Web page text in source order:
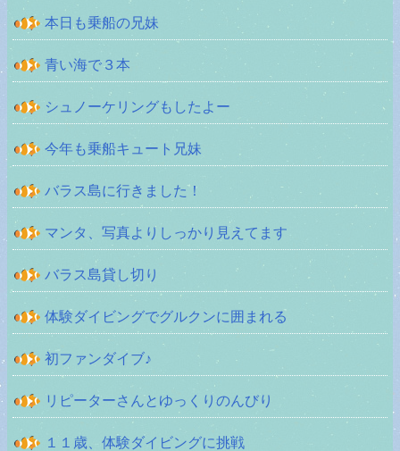
本日も乗船の兄妹
青い海で３本
シュノーケリングもしたよー
今年も乗船キュート兄妹
バラス島に行きました！
マンタ、写真よりしっかり見えてます
バラス島貸し切り
体験ダイビングでグルクンに囲まれる
初ファンダイブ♪
リピーターさんとゆっくりのんびり
１１歳、体験ダイビングに挑戦